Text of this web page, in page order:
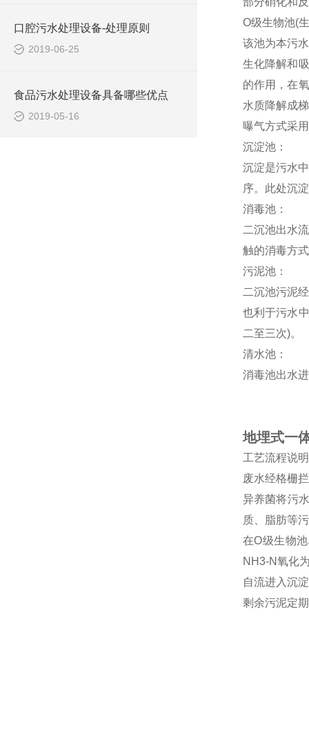
口腔污水处理设备-处理原则
2019-06-25
食品污水处理设备具备哪些优点
2019-05-16
O级生物池(
该池为本污
生化降解和
的作用，在
水质降解成
曝气方式采
沉淀池：
沉淀是污水
序。此处沉
消毒池：
二沉池出水
触的消毒方
污泥池：
二沉池污泥
也利于污水
二至三次)。
清水池：
消毒池出水
地埋式一
工艺流程说
废水经格栅
异养菌将污
质、脂肪等
在O级生物
NH3-N氧化
自流进入沉
剩余污泥定